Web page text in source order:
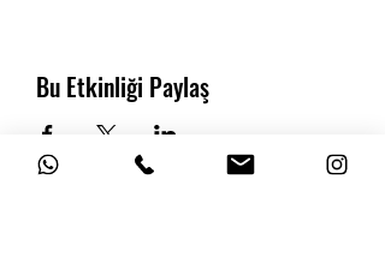
Bu Etkinliği Paylaş